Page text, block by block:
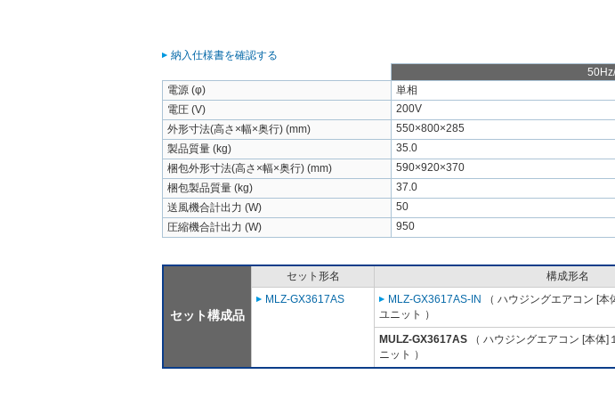
納入仕様書を確認する
電源 (φ)
単相
電圧 (V)
200V
外形寸法(高さ×幅×奥行) (mm)
550×800×285
製品質量 (kg)
35.0
梱包外形寸法(高さ×幅×奥行) (mm)
590×920×370
梱包製品質量 (kg)
37.0
送風機合計出力 (W)
50
圧縮機合計出力 (W)
950
セット構成品
セット形名 構成形名
MLZ-GX3617AS
MLZ-GX3617AS-IN
（ ハウジングエアコン [
ユニット ）
MULZ-GX3617AS （ ハウジングエアコン [本体
ニット ）